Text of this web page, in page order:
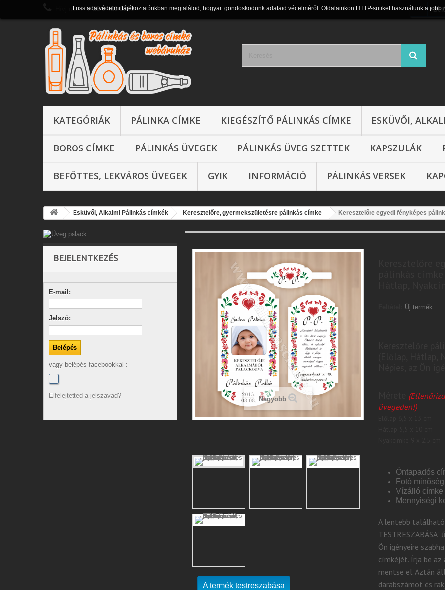
Hívj most: + 36 1 430 0821
KATEGÓRIÁK PÁLINKA CÍMKE KIEGÉSZÍTŐ PÁLINKÁS CÍMKE ESKÜVŐI,
BOROS CÍMKE PÁLINKÁS ÜVEGEK PÁLINKÁS ÜVEG SZETTEK KAPSZULÁK
BEFŐTTES, LEKVÁROS ÜVEGEK GYIK INFORMÁCIÓ PÁLINKÁS VERSEK
Friss adatvédelmi tájékoztatónkban megtalálod, hogyan gondoskodunk adataid védelméről. Oldalainkon HTTP-sütiket használunk a jobb
Esküvői, Alkalmi Pálinkás címkék Keresztelőre, gyermekszületésre pálinkás címke Keresztelőre egyedi fényképes
BEJELENTKEZÉS
E-mail:
Jelszó:
vagy belépés facebookkal :
Elfelejtetted a jelszavad? Nagyobb
A termék testreszabása
Új termék
üvegeden!)
Öntapadós
Fotó
Vízálló címke
Mennyiségi
A lentebb található
Ön igényeire
címkéjét. Írja be
mentse el. Aztán
darabszámot és